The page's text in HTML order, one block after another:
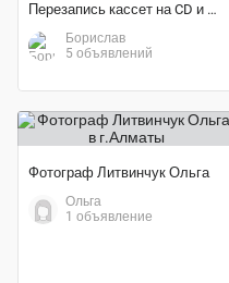
Перезапись кассет на CD и DVD
Борислав
5 объявлений
Фотограф Литвинчук Ольга
Ольга
1 объявление